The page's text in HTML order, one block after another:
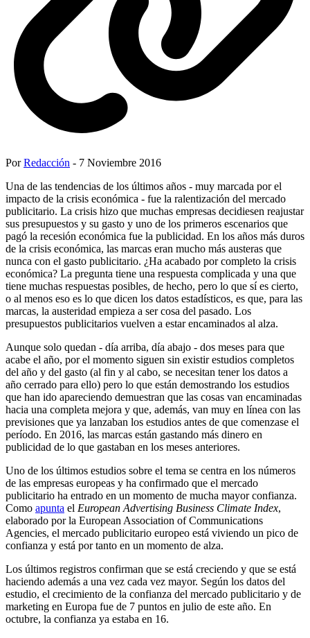
PorRedacción - 7 Noviembre 2016
Una de las tendencias de los últimos años - muy marcada por el
impacto de la crisis económica - fue la ralentización del mercado
publicitario. La crisis hizo que muchas empresas decidiesen reajustar
sus presupuestos y su gasto y uno de los primeros escenarios que
pagó la recesión económica fue la publicidad. En los años más duros
de la crisis económica, las marcas eran mucho más austeras que
nunca con el gasto publicitario. ¿Ha acabado por completo la crisis
económica? La pregunta tiene una respuesta complicada y una que
tiene muchas respuestas posibles, de hecho, pero lo que sí es cierto,
o al menos eso es lo que dicen los datos estadísticos, es que, para las
marcas, la austeridad empieza a ser cosa del pasado. Los
presupuestos publicitarios vuelven a estar encaminados al alza.
Aunque solo quedan - día arriba, día abajo - dos meses para que
acabe el año, por el momento siguen sin existir estudios completos
del año y del gasto (al fin y al cabo, se necesitan tener los datos a
año cerrado para ello) pero lo que están demostrando los estudios
que han ido apareciendo demuestran que las cosas van encaminadas
hacia una completa mejora y que, además, van muy en línea con las
previsiones que ya lanzaban los estudios antes de que comenzase el
período. En 2016, las marcas están gastando más dinero en
publicidad de lo que gastaban en los meses anteriores.
Uno de los últimos estudios sobre el tema se centra en los números
de las empresas europeas y ha confirmado que el mercado
publicitario ha entrado en un momento de mucha mayor confianza.
Como apunta el European Advertising Business Climate Index,
elaborado por la European Association of Communications
Agencies, el mercado publicitario europeo está viviendo un pico de
confianza y está por tanto en un momento de alza.
Los últimos registros confirman que se está creciendo y que se está
haciendo además a una vez cada vez mayor. Según los datos del
estudio, el crecimiento de la confianza del mercado publicitario y de
marketing en Europa fue de 7 puntos en julio de este año. En
octubre, la confianza ya estaba en 16.